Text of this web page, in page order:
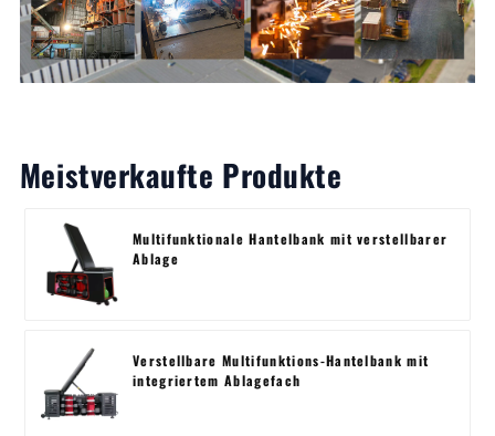
Meistverkaufte Produkte
Multifunktionale Hantelbank mit verstellbarer
Ablage
Verstellbare Multifunktions-Hantelbank mit
integriertem Ablagefach